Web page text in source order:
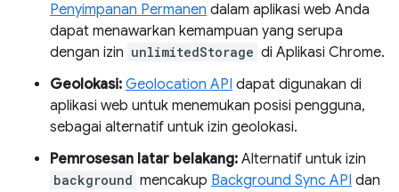
Penyimpanan Permanen dalam aplikasi web Anda
dapat menawarkan kemampuan yang serupa
dengan izin unlimitedStorage di Aplikasi Chrome.
Geolokasi: Geolocation API dapat digunakan di
aplikasi web untuk menemukan posisi pengguna,
sebagai alternatif untuk izin geolokasi.
Pemrosesan latar belakang: Alternatif untuk izin
background mencakup Background Sync API dan